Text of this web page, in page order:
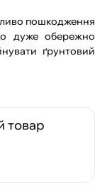
пошкодження
дуже обережно
ґрунтовий
товар